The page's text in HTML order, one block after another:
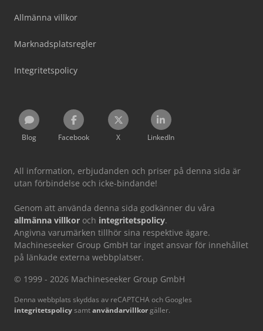
Allmänna villkor
Marknadsplatsregler
Integritetspolicy
Blog Facebook X LinkedIn
All information, erbjudanden och priser på denna sida är
utan förbindelse och icke-bindande!
Genom att använda denna sida godkänner du våra
allmänna villkor och integritetspolicy.
Angivna varumärken tillhör sina respektive ägare.
Machineseeker Group GmbH tar inget ansvar för innehållet
på länkade externa webbplatser.
© 1999 - 2026 Machineseeker Group GmbH
Denna webbplats skyddas av reCAPTCHA och Googles
integritetspolicysamtanvändarvillkor gäller.